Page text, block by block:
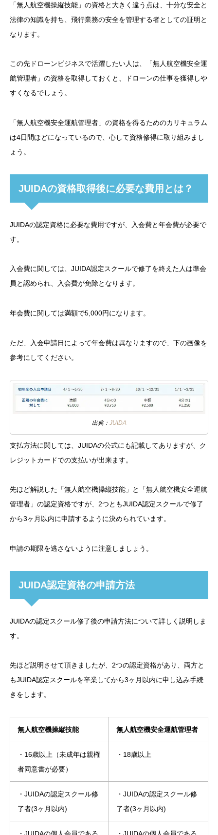
「無人航空機操縦技能」の資格と大きく違う点は、十分な安全と
法律の知識を持ち、飛行業務の安全を管理する者としての証明と
なります。
この先ドローンビジネスで活躍したい人は、「無人航空機安全運
航管理者」の資格を取得しておくと、ドローンの仕事を獲得しや
すくなるでしょう。
「無人航空機安全運航管理者」の資格を得るためのカリキュラム
は4日間ほどになっているので、心して資格修得に取り組みまし
ょう。
JUIDAの資格取得後に必要な費用とは？
JUIDAの認定資格に必要な費用ですが、入会費と年会費が必要で
す。
入会費に関しては、JUIDA認定スクールで修了を終えた人は準会
員と認められ、入会費が免除となります。
年会費に関しては満額で5,000円になります。
ただ、入会申請日によって年会費は異なりますので、下の画像を
参考にしてください。
出典： JUIDA
支払方法に関しては、JUIDAの公式にも記載してありますが、ク
レジットカードでの支払いが出来ます。
先ほど解説した「無人航空機操縦技能」と「無人航空機安全運航
管理者」の認定資格ですが、2つともJUIDA認定スクールで修了
から3ヶ月以内に申請するように決められています。
申請の期限を逃さないように注意しましょう。
JUIDA認定資格の申請方法
JUIDAの認定スクール修了後の申請方法について詳しく説明しま
す。
先ほど説明させて頂きましたが、2つの認定資格があり、両方と
もJUIDA認定スクールを卒業してから3ヶ月以内に申し込み手続
きをします。
無人航空機操縦技能 無人航空機安全運航管理者
・16歳以上（未成年は親権
者同意書が必要）
・18歳以上
・JUIDAの認定スクール修
了者(3ヶ月以内)
・JUIDAの認定スクール修
了者(3ヶ月以内)